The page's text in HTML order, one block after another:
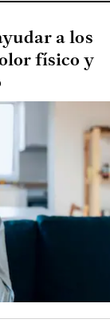
a los
físico y